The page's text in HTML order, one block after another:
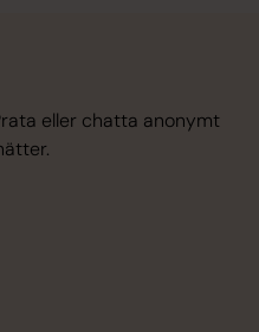
eller chatta anonymt